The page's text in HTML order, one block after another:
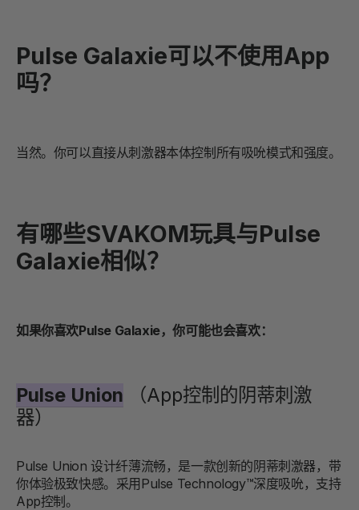
Pulse Galaxie可以不使用App
吗？
当然。你可以直接从刺激器本体控制所有吸吮模式和强度。
有哪些SVAKOM玩具与Pulse
Galaxie相似？
如果你喜欢Pulse Galaxie，你可能也会喜欢：
Pulse Union
（App控制的阴蒂刺激
器）
Pulse Union 设计纤薄流畅，是一款创新的阴蒂刺激器，带
你体验极致快感。采用Pulse Technology™深度吸吮，支持
App控制。